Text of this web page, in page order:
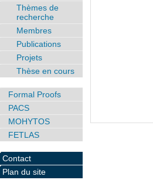
Thèmes de
recherche
Membres
Publications
Projets
Thèse en cours
Formal Proofs
PACS
MOHYTOS
FETLAS
Contact
Plan du site